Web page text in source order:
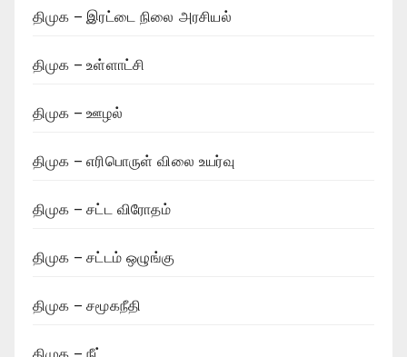
திமுக – இரட்டை நிலை அரசியல்
திமுக – உள்ளாட்சி
திமுக – ஊழல்
திமுக – எரிபொருள் விலை உயர்வு
திமுக – சட்ட விரோதம்
திமுக – சட்டம் ஒழுங்கு
திமுக – சமூகநீதி